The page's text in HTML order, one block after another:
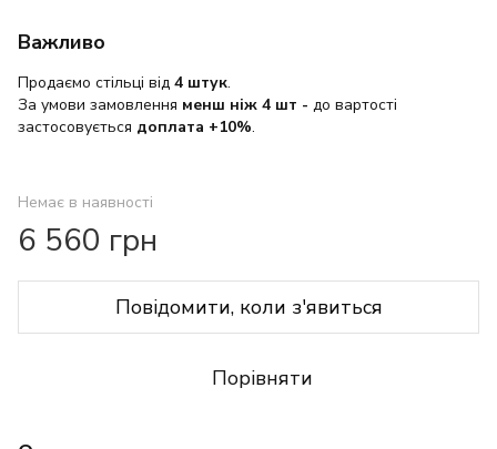
Важливо
Продаємо стільці від 4 штук.
За умови замовлення менш ніж 4 шт - до вартості
застосовується доплата +10%.
Немає в наявності
6 560 грн
Повідомити, коли з'явиться
Порівняти